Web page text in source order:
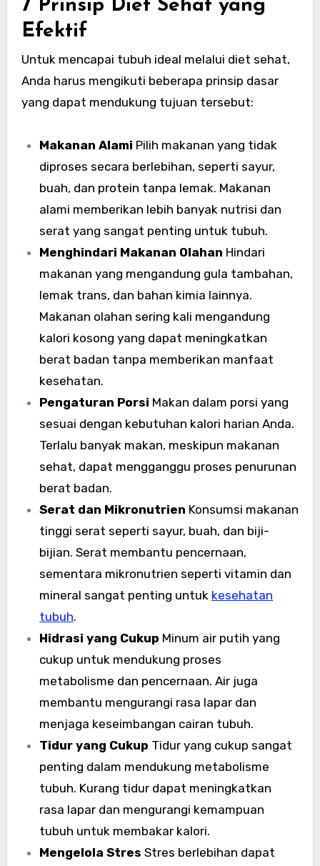
7 Prinsip Diet Sehat yang
Efektif
Untuk mencapai tubuh ideal melalui diet sehat,
Anda harus mengikuti beberapa prinsip dasar
yang dapat mendukung tujuan tersebut:
Makanan Alami Pilih makanan yang tidak
diproses secara berlebihan, seperti sayur,
buah, dan protein tanpa lemak. Makanan
alami memberikan lebih banyak nutrisi dan
serat yang sangat penting untuk tubuh.
Menghindari Makanan Olahan Hindari
makanan yang mengandung gula tambahan,
lemak trans, dan bahan kimia lainnya.
Makanan olahan sering kali mengandung
kalori kosong yang dapat meningkatkan
berat badan tanpa memberikan manfaat
kesehatan.
Pengaturan Porsi Makan dalam porsi yang
sesuai dengan kebutuhan kalori harian Anda.
Terlalu banyak makan, meskipun makanan
sehat, dapat mengganggu proses penurunan
berat badan.
Serat dan Mikronutrien Konsumsi makanan
tinggi serat seperti sayur, buah, dan biji-
bijian. Serat membantu pencernaan,
sementara mikronutrien seperti vitamin dan
mineral sangat penting untuk kesehatan
tubuh.
Hidrasi yang Cukup Minum air putih yang
cukup untuk mendukung proses
metabolisme dan pencernaan. Air juga
membantu mengurangi rasa lapar dan
menjaga keseimbangan cairan tubuh.
Tidur yang Cukup Tidur yang cukup sangat
penting dalam mendukung metabolisme
tubuh. Kurang tidur dapat meningkatkan
rasa lapar dan mengurangi kemampuan
tubuh untuk membakar kalori.
Mengelola Stres Stres berlebihan dapat